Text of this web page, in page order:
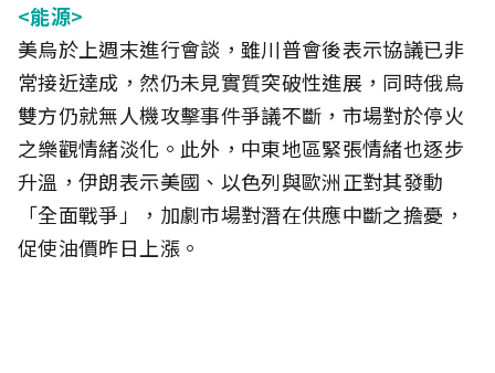
<能源>
美烏於上週末進行會談，雖川普會後表示協議已非
常接近達成，然仍未見實質突破性進展，同時俄烏
雙方仍就無人機攻擊事件爭議不斷，市場對於停火
之樂觀情緒淡化。此外，中東地區緊張情緒也逐步
升溫，伊朗表示美國、以色列與歐洲正對其發動
「全面戰爭」，加劇市場對潛在供應中斷之擔憂，
促使油價昨日上漲。